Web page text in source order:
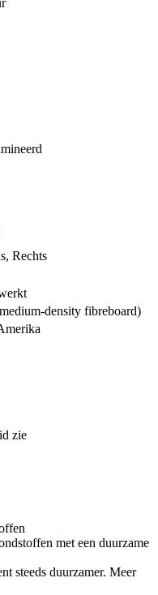
, Rechts
density fibreboard)
zie
met een duurzame
steeds duurzamer. Meer